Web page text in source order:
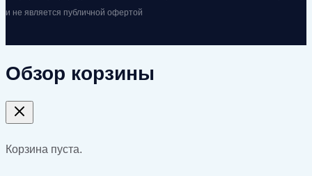
и не является публичной офертой
Обзор корзины
Корзина пуста.